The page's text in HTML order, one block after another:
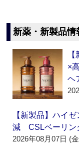
新薬・新製品情
×
ヘ
【新製品】ハイ
減 CSLベーリン
2026年08月07日 (